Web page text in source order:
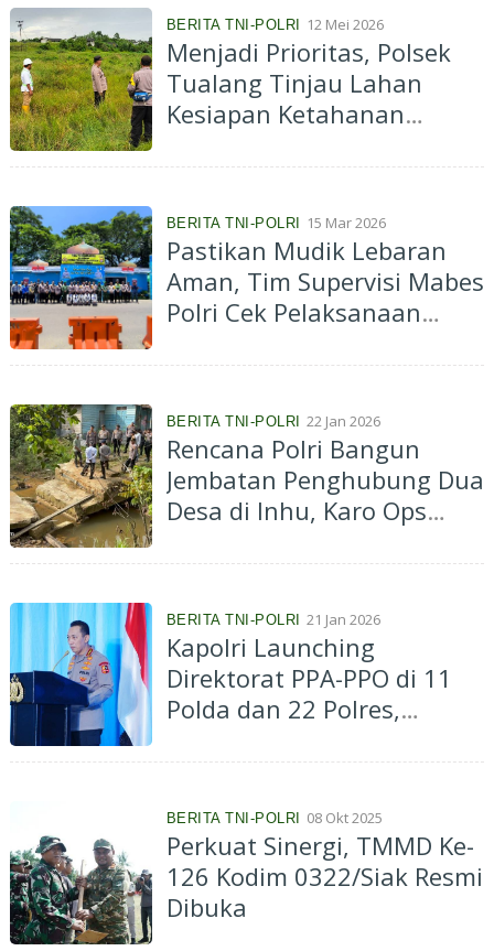
BERITA TNI-POLRI 12 Mei 2026
Menjadi Prioritas, Polsek
Tualang Tinjau Lahan
Kesiapan Ketahanan
BERITA TNI-POLRI 15 Mar 2026
Pastikan Mudik Lebaran
Aman, Tim Supervisi Mabes
Polri Cek Pelaksanaan
Polda Banten
BERITA TNI-POLRI 22 Jan 2026
Rencana Polri Bangun
Jembatan Penghubung Dua
Desa di Inhu, Karo Ops
Inhu Lakukan Peninjauan
BERITA TNI-POLRI 21 Jan 2026
Kapolri Launching
Direktorat PPA-PPO di 11
Polda dan 22 Polres,
Perlindungan Kelompok
BERITA TNI-POLRI 08 Okt 2025
Perkuat Sinergi, TMMD Ke-
126 Kodim 0322/Siak Resmi
Dibuka